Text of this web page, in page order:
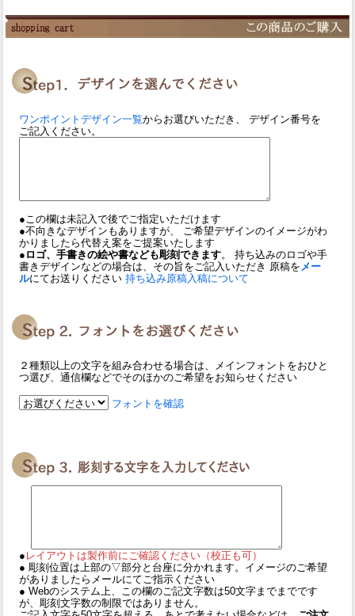
ワンポイントデザイン一覧からお選びいただき、 デザイン番号を
ご記入ください。
●この欄は未記入で後でご指定いただけます
●不向きなデザインもありますが、 ご希望デザインのイメージがわ
かりましたら代替え案をご提案いたします
●ロゴ、手書きの絵や書なども彫刻できます。 持ち込みのロゴや手
書きデザインなどの場合は、その旨をご記入いただき 原稿を メー
ルにてお送りください 持ち込み原稿入稿について
２種類以上の文字を組み合わせる場合は、メインフォントをおひと
つ選び、通信欄などでそのほかのご希望をお知らせください
フォントを確認
● レイアウトは製作前にご確認ください（校正も可）
● 彫刻位置は上部の▽部分と台座に分かれます。イメージのご希望
がありましたらメールにてご指示ください
● Webのシステム上、この欄のご記文字数は50文字までまでです
が、彫刻文字数の制限ではありません。